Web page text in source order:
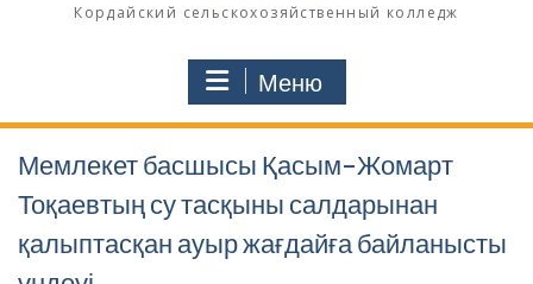
Кордайский сельскохозяйственный колледж
Меню
Мемлекет басшысы Қасым-Жомарт
Тоқаевтың су тасқыны салдарынан
қалыптасқан ауыр жағдайға байланысты